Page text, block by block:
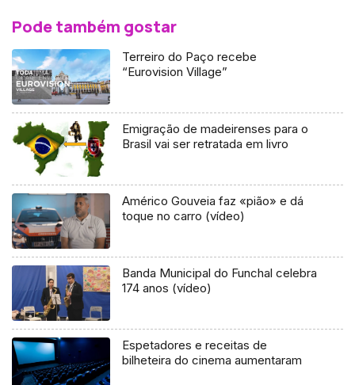
Pode também gostar
Terreiro do Paço recebe
“Eurovision Village”
Emigração de madeirenses para o
Brasil vai ser retratada em livro
Américo Gouveia faz «pião» e dá
toque no carro (vídeo)
Banda Municipal do Funchal celebra
174 anos (vídeo)
Espetadores e receitas de
bilheteira do cinema aumentaram